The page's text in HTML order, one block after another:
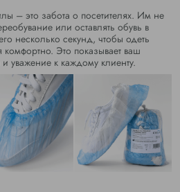
– это забота о посетителях. Им не
или оставлять обувь в
несколько секунд, чтобы одеть
комфортно. Это показывает ваш
уважение к каждому клиенту.